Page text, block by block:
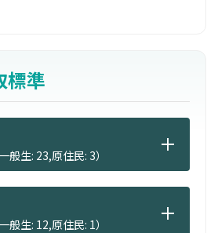
實務，認識食品暨應用生
公職、食品科技業、醫療
職。
標準
般生: 23,原住民: 3）
般生: 12,原住民: 1）